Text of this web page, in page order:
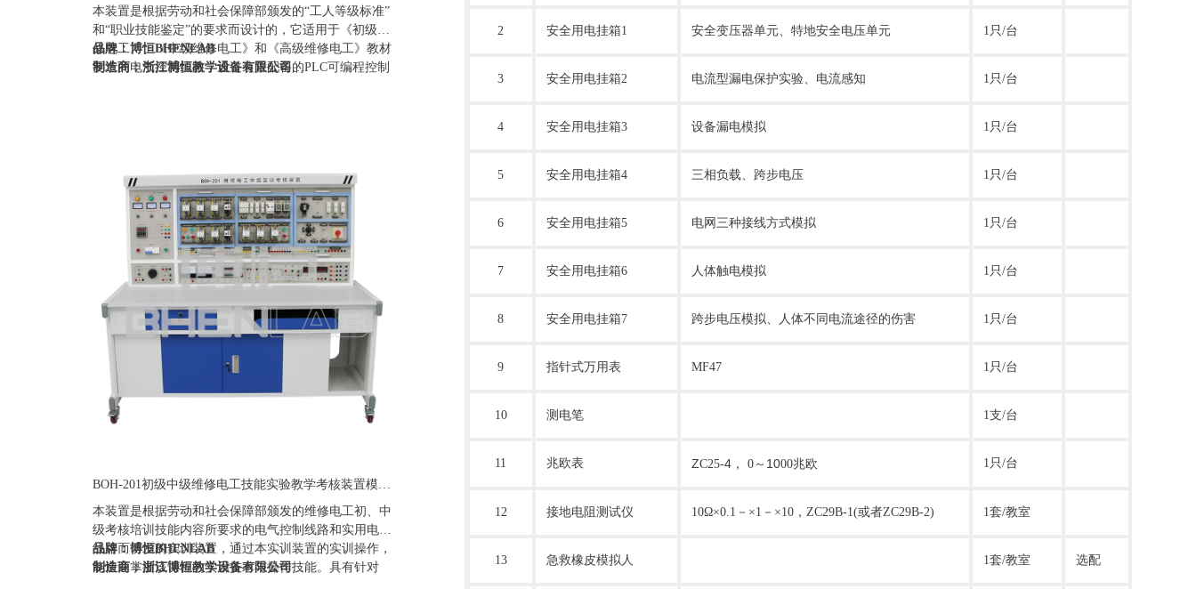
本装置是根据劳动和社会保障部颁发的“工人等级标准”
和“职业技能鉴定”的要求而设计的，它适用于《初级维
修电工》、《中级维修电工》和《高级维修电工》教材
要求的电气控制线路，通过装置配备的PLC可编程控制
品牌：博恒BHENLAB
制造商：浙江博恒教学设备有限公司
BOH-201初级中级维修电工技能实验教学考核装置模块化职教维修电工实训台
本装置是根据劳动和社会保障部颁发的维修电工初、中
级考核培训技能内容所要求的电气控制线路和实用电子
线路而研发的实训装置，通过本实训装置的实训操作，
能快速掌握该课程的实用技术与操作技能。具有针对
品牌：博恒BHENLAB
制造商：浙江博恒教学设备有限公司
2 安全用电挂箱1 安全变压器单元、特地安全电压单元 1只/台
3 安全用电挂箱2 电流型漏电保护实验、电流感知 1只/台
4 安全用电挂箱3 设备漏电模拟 1只/台
5 安全用电挂箱4 三相负载、跨步电压 1只/台
6 安全用电挂箱5 电网三种接线方式模拟 1只/台
7 安全用电挂箱6 人体触电模拟 1只/台
8 安全用电挂箱7 跨步电压模拟、人体不同电流途径的伤害 1只/台
9 指针式万用表 MF47 1只/台
10 测电笔 1支/台
11 兆欧表 ZC25-4， 0～ 1000兆欧 1只/台
12 接地电阻测试仪 10Ω×0.1－ ×1－ ×10，ZC29B-1(或者ZC29B-2) 1套/教室
13 急救橡皮模拟人 1套/教室 选配